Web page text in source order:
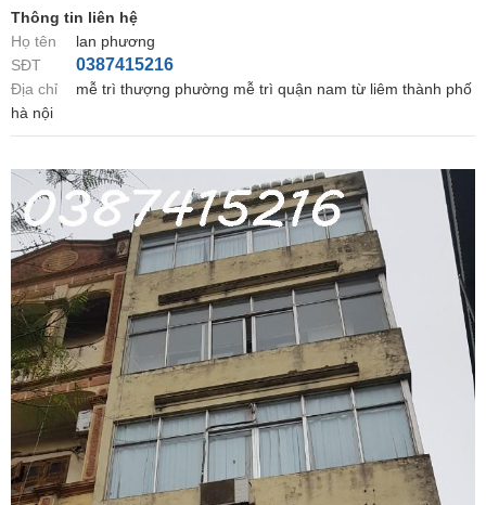
Thông tin liên hệ
Họ tên
lan phương
SĐT
0387415216
Địa chỉ
mễ trì thượng phường mễ trì quận nam từ liêm thành phố
hà nội